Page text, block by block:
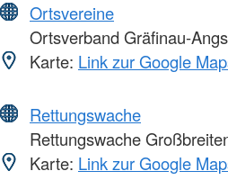
Ortsvereine
Ortsverband Gräfinau-
Karte: Link zur Google
Rettungswache
Rettungswache
Karte: Link zur Google